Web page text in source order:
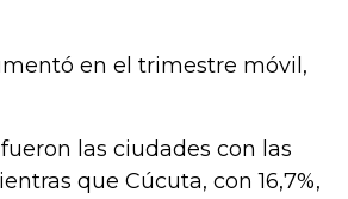
en el trimestre móvil,
las ciudades con las
que Cúcuta, con 16,7%,